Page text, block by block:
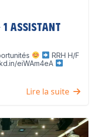
1 Assistant
RRH H/F
eiWAm4eA
Lire la suite